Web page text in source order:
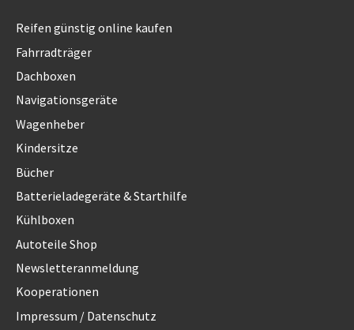
Reifen günstig online kaufen
Fahrradträger
Dachboxen
Navigationsgeräte
Wagenheber
Kindersitze
Bücher
Batterieladegeräte & Starthilfe
Kühlboxen
Autoteile Shop
Newsletteranmeldung
Kooperationen
Impressum / Datenschutz